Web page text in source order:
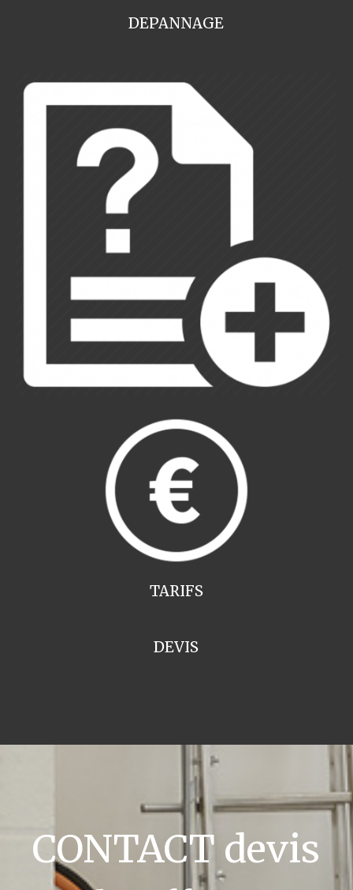
DEPANNAGE
TARIFS
DEVIS
CONTACT devis